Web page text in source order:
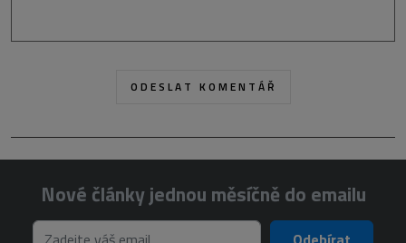
Nové články jednou měsíčně do emailu